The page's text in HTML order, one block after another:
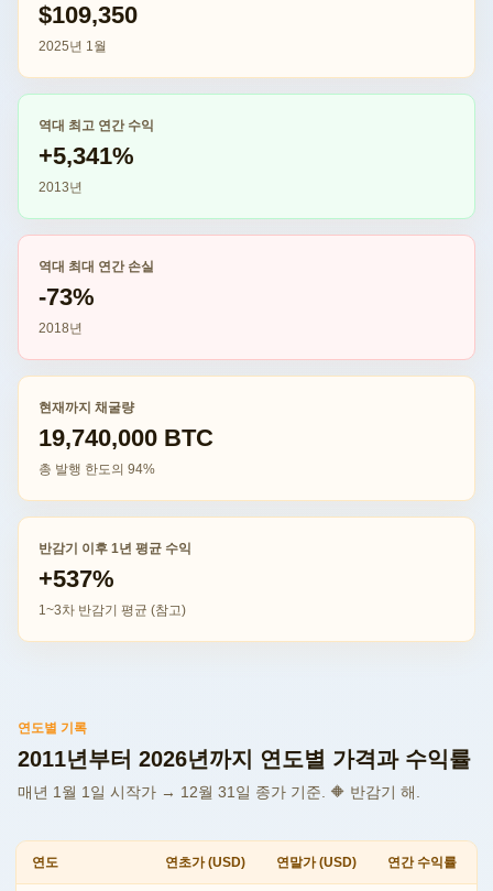
$109,350
2025년 1월
역대 최고 연간 수익
+5,341%
2013년
역대 최대 연간 손실
-73%
2018년
현재까지 채굴량
19,740,000 BTC
총 발행 한도의 94%
반감기 이후 1년 평균 수익
+537%
1~3차 반감기 평균 (참고)
연도별 기록
2011년부터 2026년까지 연도별 가격과 수익률
매년 1월 1일 시작가 → 12월 31일 종가 기준. 🔶 반감기 해.
연도 연초가 (USD) 연말가 (USD) 연간 수익률